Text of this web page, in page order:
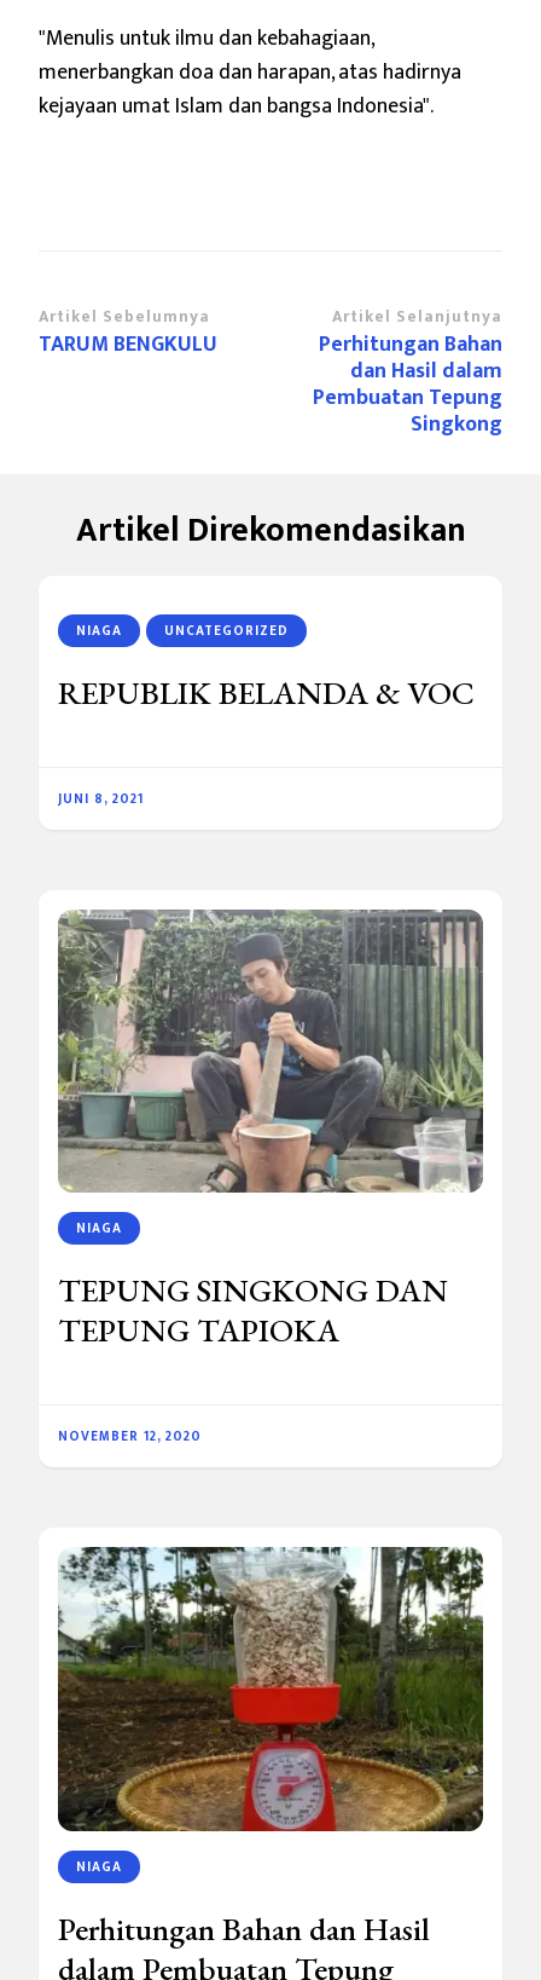
"Menulis untuk ilmu dan kebahagiaan,
menerbangkan doa dan harapan,atas hadirnya
kejayaan umat Islam dan bangsa Indonesia".
Navigasi
Artikel
Artikel Sebelumnya
TARUM BENGKULU
Artikel Selanjutnya
Perhitungan Bahan
dan Hasil dalam
Pembuatan Tepung
Singkong
Artikel Direkomendasikan
NIAGA UNCATEGORIZED
REPUBLIK BELANDA & VOC
JUNI 8, 2021
NIAGA
TEPUNG SINGKONG DAN
TEPUNG TAPIOKA
NOVEMBER 12, 2020
NIAGA
Perhitungan Bahan dan Hasil
dalam Pembuatan Tepung